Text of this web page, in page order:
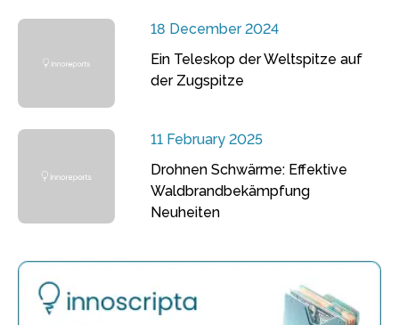
18 December 2024
Ein Teleskop der Weltspitze auf
der Zugspitze
11 February 2025
Drohnen Schwärme: Effektive
Waldbrandbekämpfung
Neuheiten